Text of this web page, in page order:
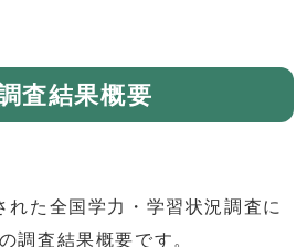
査結果概要
れた全国学力・学習状況調査に
調査結果概要です。